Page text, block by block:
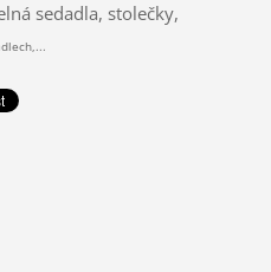
sedadla, stolečky,